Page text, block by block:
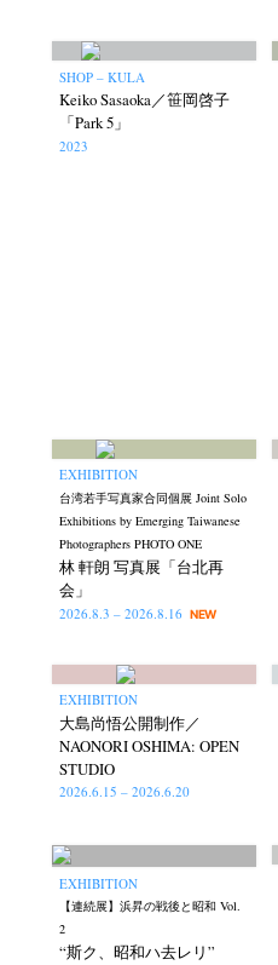
SHOP – KULA
Keiko Sasaoka／笹岡啓子
「Park 5」
2023
EXHIBITION
台湾若手写真家合同個展 Joint Solo
Exhibitions by Emerging Taiwanese
Photographers PHOTO ONE
林 軒朗 写真展「台北再
会」
2026.8.3 – 2026.8.16 NEW
EXHIBITION
大島尚悟公開制作／
NAONORI OSHIMA: OPEN
STUDIO
2026.6.15 – 2026.6.20
EXHIBITION
【連続展】浜昇の戦後と昭和 Vol.
2
“斯ク、昭和ハ去レリ”